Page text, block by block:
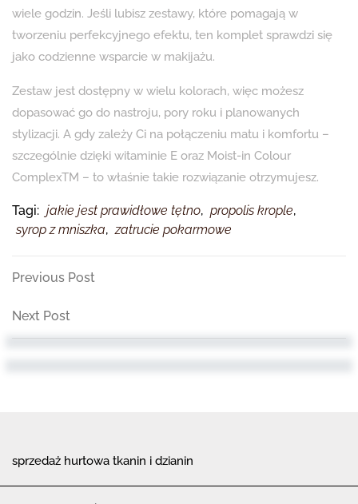
wiele godzin. Jeśli lubisz zestawy, które pomagają w
tworzeniu perfekcyjnego efektu, ten komplet sprawdzi się
jako codzienne wsparcie w makijażu.
Zestaw jest dostępny w wielu kolorach, więc możesz
dopasować go do nastroju, pory roku i planowanych
stylizacji. A gdy zależy Ci na połączeniu matu i komfortu –
szczególnie dzięki witaminie E oraz Moist-in Colour
ComplexTM – to właśnie takie rozwiązanie otrzymujesz.
Tagi: jakie jest prawidłowe tętno, propolis krople,
syrop z mniszka, zatrucie pokarmowe
Nawigacja
wpisu
Previous
Previous Post
Next
Next Post
sprzedaż hurtowa tkanin i dzianin